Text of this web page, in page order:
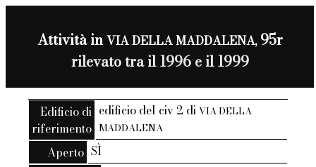
Attività inVIA DELLA MADDALENA,95r
rilevato tra il 1996 e il 1999
Edificio di
riferimento
edificio del civ 2 diVIA DELLA
MADDALENA
Aperto SÌ